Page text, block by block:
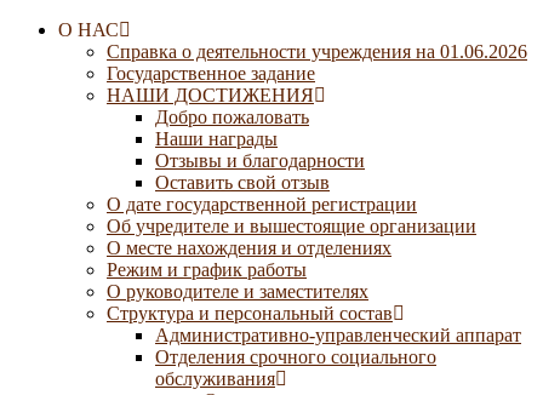
О НАС
Справка о деятельности учреждения на 01.06.2026
Государственное задание
НАШИ ДОСТИЖЕНИЯ
Добро пожаловать
Наши награды
Отзывы и благодарности
Оставить свой отзыв
О дате государственной регистрации
Об учредителе и вышестоящие организации
О месте нахождения и отделениях
Режим и график работы
О руководителе и заместителях
Структура и персональный состав
Административно-управленческий аппарат
Отделения срочного социального
обслуживания